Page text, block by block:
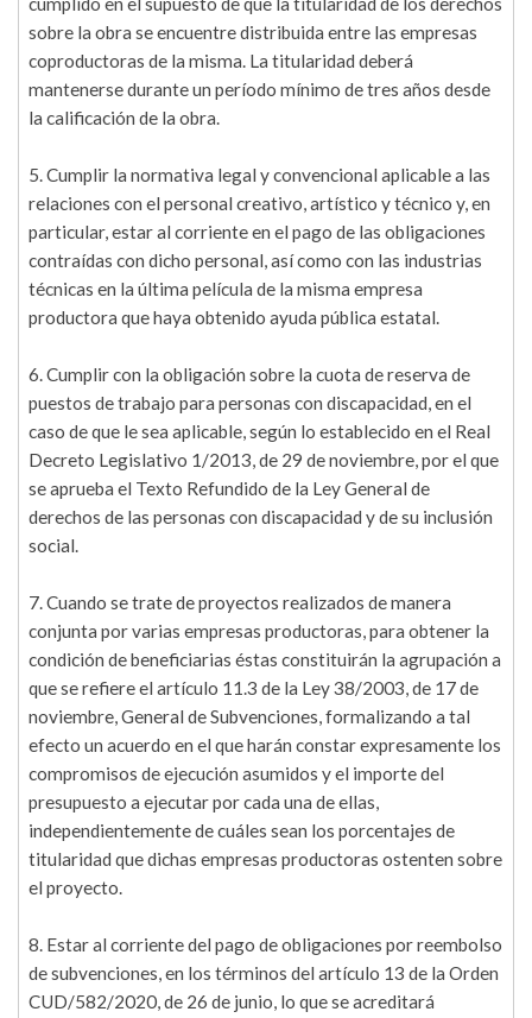
sobre la obra se encuentre distribuida entre las empresas
coproductoras de la misma. La titularidad deberá
mantenerse durante un período mínimo de tres años desde
la calificación de la obra.
5. Cumplir la normativa legal y convencional aplicable a las
relaciones con el personal creativo, artístico y técnico y, en
particular, estar al corriente en el pago de las obligaciones
contraídas con dicho personal, así como con las industrias
técnicas en la última película de la misma empresa
productora que haya obtenido ayuda pública estatal.
6. Cumplir con la obligación sobre la cuota de reserva de
puestos de trabajo para personas con discapacidad, en el
caso de que le sea aplicable, según lo establecido en el Real
Decreto Legislativo 1/2013, de 29 de noviembre, por el que
se aprueba el Texto Refundido de la Ley General de
derechos de las personas con discapacidad y de su inclusión
social.
7. Cuando se trate de proyectos realizados de manera
conjunta por varias empresas productoras, para obtener la
condición de beneficiarias éstas constituirán la agrupación a
que se refiere el artículo 11.3 de la Ley 38/2003, de 17 de
noviembre, General de Subvenciones, formalizando a tal
efecto un acuerdo en el que harán constar expresamente los
compromisos de ejecución asumidos y el importe del
presupuesto a ejecutar por cada una de ellas,
independientemente de cuáles sean los porcentajes de
titularidad que dichas empresas productoras ostenten sobre
el proyecto.
8. Estar al corriente del pago de obligaciones por reembolso
de subvenciones, en los términos del artículo 13 de la Orden
CUD/582/2020, de 26 de junio, lo que se acreditará